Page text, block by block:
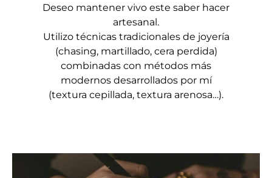
Deseo mantener vivo este saber hacer
artesanal.
​Utilizo técnicas tradicionales de joyería
(chasing, martillado, cera perdida)
combinadas con métodos más
modernos desarrollados por mí
(textura cepillada, textura arenosa…).